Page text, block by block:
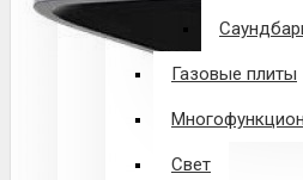
Газовые плиты
Свет